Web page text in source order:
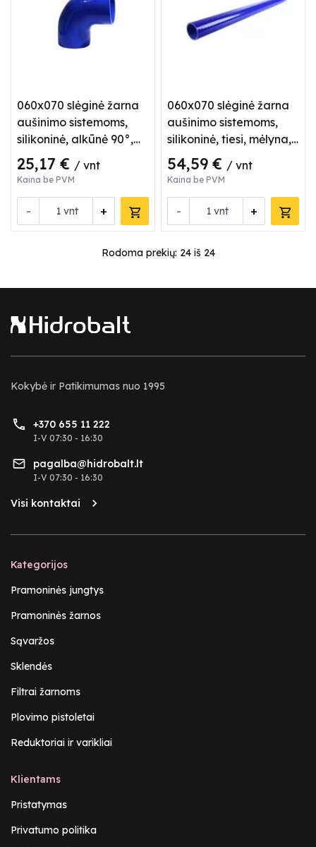
060x070 slėginė žarna
aušinimo sistemoms,
silikoninė, alkūnė 90°,
mėlyna
25,17 € / vnt
Kaina be PVM
- +
vnt
060x070 slėginė žarna
aušinimo sistemoms,
silikoninė, tiesi, mėlyna,
L 1 m
54,59 € / vnt
Kaina be PVM
- +
vnt
Rodoma prekių: 24iš 24
Kokybė ir Patikimumas nuo 1995
+370 655 11 222
I-V 07:30 - 16:30
pagalba@hidrobalt.lt
I-V 07:30 - 16:30
Visi kontaktai
Kategorijos
Pramoninės jungtys
Pramoninės žarnos
Sąvaržos
Sklendės
Filtrai žarnoms
Plovimo pistoletai
Reduktoriai ir varikliai
Klientams
Pristatymas
Privatumo politika